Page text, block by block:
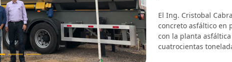
El Ing. Cristobal
concreto asfáltico en
con la planta
cuatrocientas